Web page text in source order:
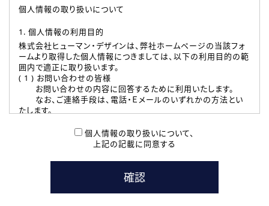
個人情報の取り扱いについて
1. 個人情報の利用目的
株式会社ヒューマン・デザインは、弊社ホームページの当該フォ
ームより取得した個人情報につきましては、以下の利用目的の範
囲内で適正に取り扱います。
( 1 ) お問い合わせの皆様
お問い合わせの内容に回答するために利用いたします。
なお、ご連絡手段は、電話・Ｅメールのいずれかの方法とい
たします。
本登録に関するご連絡および本登録時の参考情報として利
たします。
( 3 ) スタッフ派遣を検討されている企業の皆様
お問い合わせの内容に回答するために利用いたします。
なお、ご連絡手段は、電話・Ｅメールのいずれかの方法とい
個人情報の取り扱いについて、
上記の記載に同意する